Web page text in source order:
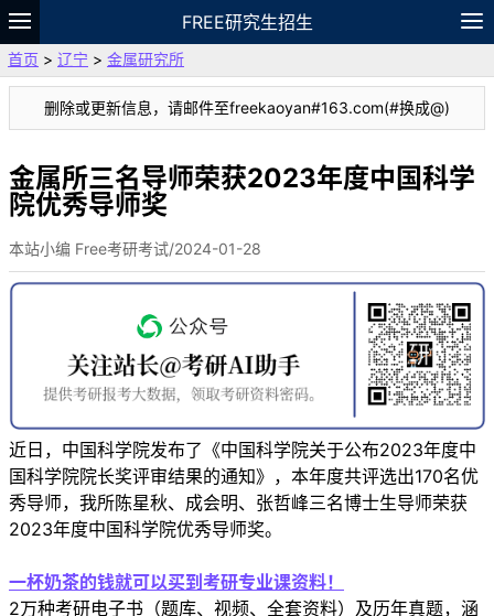
FREE研究生招生
题库
故事 专题
VIP
资料
首页 > 辽宁 > 金属研究所
删除或更新信息，请邮件至freekaoyan#163.com(#换成@)
金属所三名导师荣获2023年度中国科学
院优秀导师奖
本站小编 Free考研考试/2024-01-28
近日，中国科学院发布了《中国科学院关于公布2023年度中
国科学院院长奖评审结果的通知》，本年度共评选出170名优
秀导师，我所陈星秋、成会明、张哲峰三名博士生导师荣获
2023年度中国科学院优秀导师奖。
一杯奶茶的钱就可以买到考研专业课资料！
2万种考研电子书（题库、视频、全套资料）及历年真题，涵